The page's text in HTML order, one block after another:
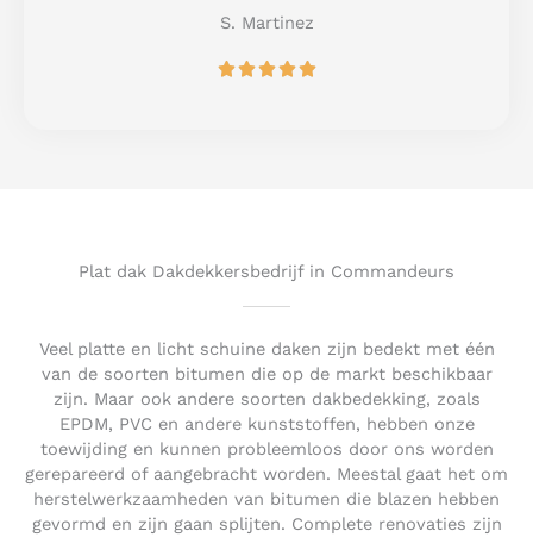
f
S. Martinez
R
Plat dak Dakdekkersbedrijf in Commandeurs
Veel platte en licht schuine daken zijn bedekt met één
van de soorten bitumen die op de markt beschikbaar
zijn. Maar ook andere soorten dakbedekking, zoals
EPDM, PVC en andere kunststoffen, hebben onze
toewijding en kunnen probleemloos door ons worden
gerepareerd of aangebracht worden. Meestal gaat het om
herstelwerkzaamheden van bitumen die blazen hebben
gevormd en zijn gaan splijten. Complete renovaties zijn